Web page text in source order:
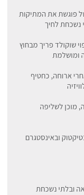
פוגשת את המתיקות
נשכחת לחיך
שוקולד פריך מבחוץ
ומושלמת
ארוחה, כחטיף
מוכן לשליפה
ובאינסטגרם
ובלתי נשכחת